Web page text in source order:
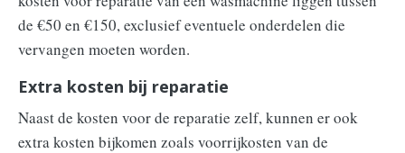
de €50 en €150, exclusief eventuele onderdelen die
vervangen moeten worden.
Extra kosten bij reparatie
Naast de kosten voor de reparatie zelf, kunnen er ook
extra kosten bijkomen zoals voorrijkosten van de